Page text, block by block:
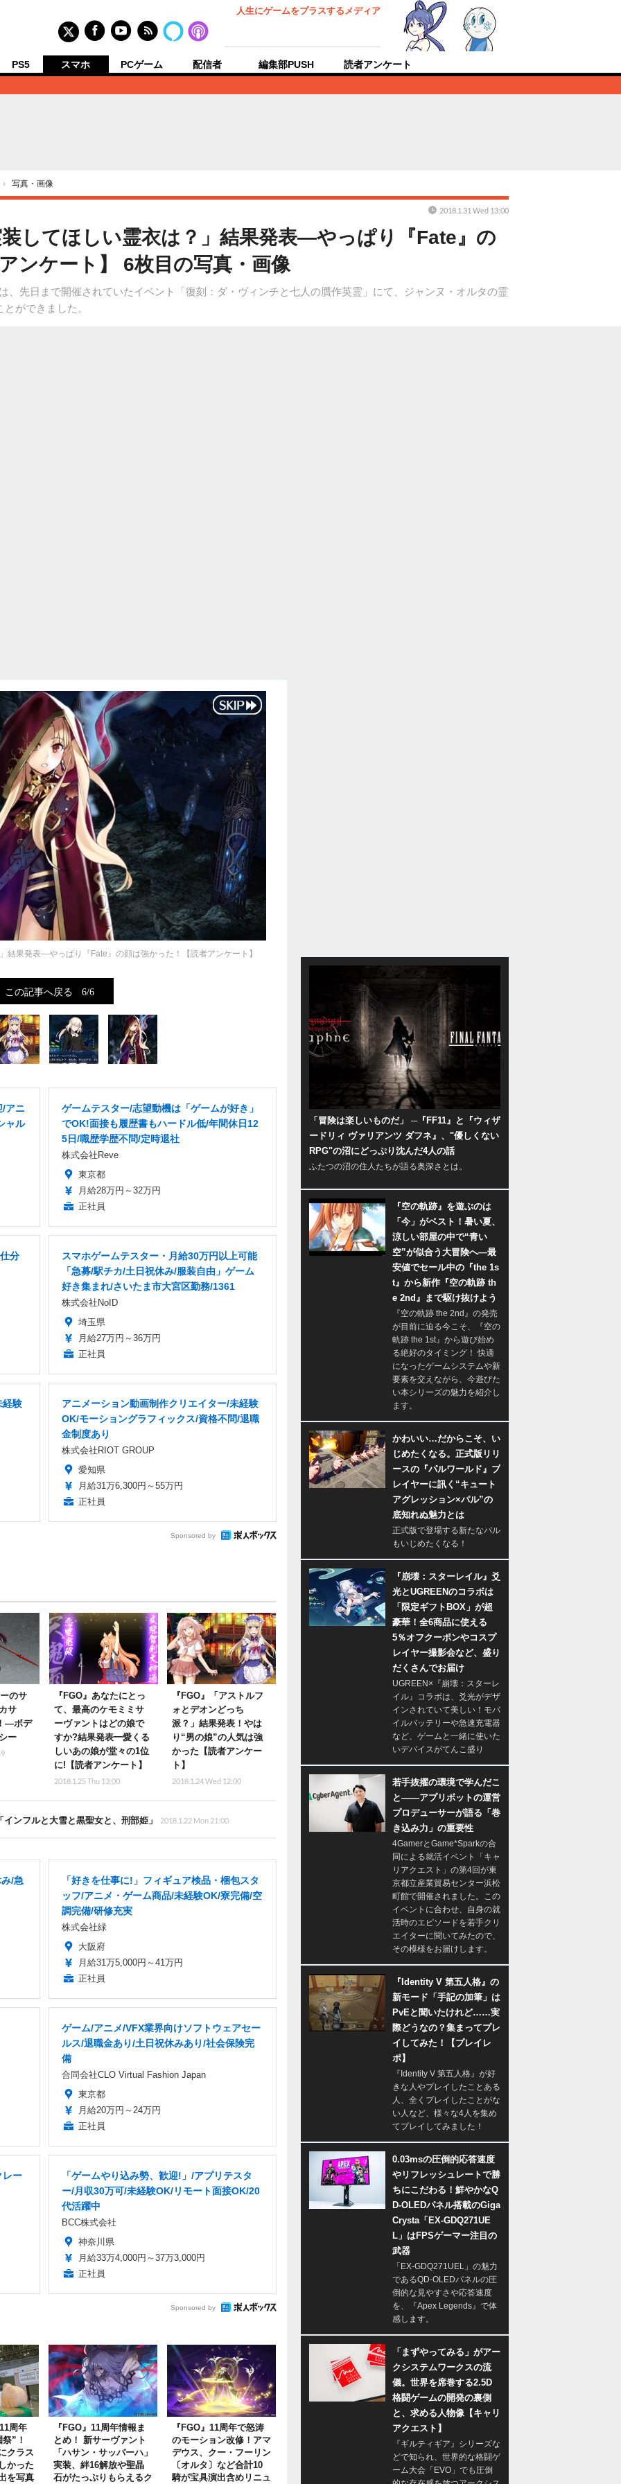
人生にゲームをプラスするメディア
PS5 スマホ PCゲーム 配信者 編集部PUSH 読者アンケート
› 写真・画像
してほしい霊衣は？」結果発表―やっぱり『Fate』の
ンケート】 6枚目の写真・画像
、先日まで開催されていたイベント「復刻：ダ・ヴィンチと七人の贋作英霊」にて、ジャンヌ・オルタの霊
ができました。
2018.1.31 Wed 13:00
結果発表―やっぱり『Fate』の顔は強かった！【読者アンケート】
この記事へ戻る 6/6
/アニ
ャル
ゲームテスター/志望動機は「ゲームが好き」
でOK!面接も履歴書もハードル低/年間休日12
5日/職歴学歴不問/定時退社
株式会社Reve
東京都
月給28万円～32万円
正社員
分
スマホゲームテスター・月給30万円以上可能
「急募/駅チカ/土日祝休み/服装自由」ゲーム
好き集まれ/さいたま市大宮区勤務/1361
株式会社NoID
埼玉県
月給27万円～36万円
正社員
経験
アニメーション動画制作クリエイター/未経験
OK/モーショングラフィックス/資格不問/退職
金制度あり
株式会社RIOT GROUP
愛知県
月給31万6,300円～55万円
正社員
Sponsored by
のサ
サ
―ボデ
ー
『FGO』あなたにとっ
て、最高のケモミミサ
ーヴァントはどの娘で
すか?結果発表━愛くる
しいあの娘が堂々の1位
に!【読者アンケート】
2018.1.25 Thu 13:00
『FGO』「アストルフ
ォとデオンどっち
派？」結果発表！やは
り“男の娘”の人気は強
かった【読者アンケー
ト】
2018.1.24 Wed 12:00
ンフルと大雪と黒聖女と、刑部姫」 2018.1.22 Mon 21:00
/急
「好きを仕事に!」フィギュア検品・梱包スタ
ッフ/アニメ・ゲーム商品/未経験OK/寮完備/空
調完備/研修充実
株式会社緑
大阪府
月給31万5,000円～41万円
正社員
ゲーム/アニメ/VFX業界向けソフトウェアセー
ルス/退職金あり/土日祝休みあり/社会保険完
備
合同会社CLO Virtual Fashion Japan
東京都
月給20万円～24万円
正社員
レー
「ゲームやり込み勢、歓迎!」/アプリテスタ
ー/月収30万可/未経験OK/リモート面接OK/20
代活躍中
BCC株式会社
神奈川県
月給33万4,000円～37万3,000円
正社員
Sponsored by
周年
”！
クラス
かった
を写真
『FGO』11周年情報ま
とめ！ 新サーヴァント
「ハサン・サッバーハ」
実装、絆16解放や聖晶
石がたっぷりもらえるク
『FGO』11周年で怒涛
のモーション改修！アマ
デウス、クー・フーリン
〔オルタ〕など合計10
騎が宝具演出含めリニュ
「冒険は楽しいものだ」 ─『FF11』と『ウィザ
ードリィ ヴァリアンツ ダフネ』、"優しくない
RPG"の沼にどっぷり沈んだ4人の話
ふたつの沼の住人たちが語る奥深さとは。
『空の軌跡』を遊ぶのは
「今」がベスト！暑い夏、
涼しい部屋の中で“青い
空”が似合う大冒険へ―最
安値でセール中の『the 1s
t』から新作『空の軌跡 th
e 2nd』まで駆け抜けよう
『空の軌跡 the 2nd』の発売
が目前に迫る今こそ、『空の
軌跡 the 1st』から遊び始め
る絶好のタイミング！ 快適
になったゲームシステムや新
要素を交えながら、今遊びた
い本シリーズの魅力を紹介し
ます。
かわいい…だからこそ、い
じめたくなる。正式版リリ
ースの『パルワールド』プ
レイヤーに訊く“キュート
アグレッション×パル”の
底知れぬ魅力とは
正式版で登場する新たなパル
もいじめたくなる！
『崩壊：スターレイル』爻
光とUGREENのコラボは
「限定ギフトBOX」が超
豪華！全6商品に使える
5％オフクーポンやコスプ
レイヤー撮影会など、盛り
だくさんでお届け
UGREEN×『崩壊：スターレ
イル』コラボは、爻光がデザ
インされていて美しい！モバ
イルバッテリーや急速充電器
など、ゲームと一緒に使いた
いデバイスがてんこ盛り
若手抜擢の環境で学んだこ
と――アプリボットの運営
プロデューサーが語る「巻
き込み力」の重要性
4GamerとGame*Sparkの合
同による就活イベント「キャ
リアクエスト」の第4回が東
京都立産業貿易センター浜松
町館で開催されました。この
イベントに合わせ、自身の就
活時のエピソードを若手クリ
エイターに聞いてみたので、
その模様をお届けします。
『Identity V 第五人格』の
新モード「手記の加筆」は
PvEと聞いたけれど……実
際どうなの？集まってプレ
イしてみた！【プレイレ
ポ】
『Identity V 第五人格』が好
きな人やプレイしたことある
人、全くプレイしたことがな
い人など、様々な4人を集め
てプレイしてみました！
0.03msの圧倒的応答速度
やリフレッシュレートで勝
ちにこだわる！鮮やかなQ
D-OLEDパネル搭載のGiga
Crysta「EX-GDQ271UE
L」はFPSゲーマー注目の
武器
「EX-GDQ271UEL」の魅力
であるQD-OLEDパネルの圧
倒的な見やすさや応答速度
を、『Apex Legends』で体
感します。
「まずやってみる」がアー
クシステムワークスの流
儀。世界を席巻する2.5D
格闘ゲームの開発の裏側
と、求める人物像【キャリ
アクエスト】
『ギルティギア』シリーズな
どで知られ、世界的な格闘ゲ
ーム大会「EVO」でも圧倒